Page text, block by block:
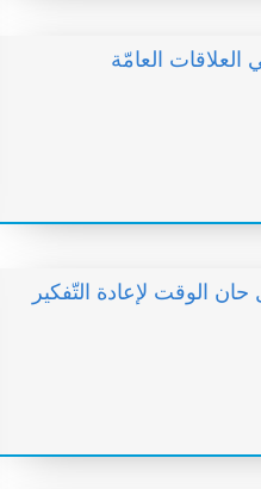
العامّة
الوقت لإعادة التّفكير